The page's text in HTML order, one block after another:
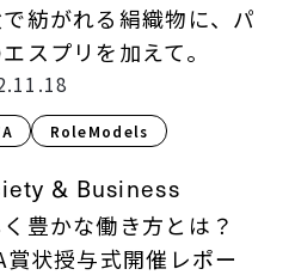
紡がれる絹織物に、パ
スプリを加えて。
RoleModels
& Business
豊かな働き方とは？
賞状授与式開催レポー